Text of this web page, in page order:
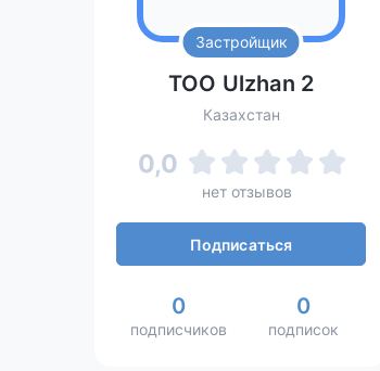
Застройщик
ТОО Ulzhan 2
Казахстан
0,0
нет отзывов
Подписаться
0
подписчиков
0
подписок